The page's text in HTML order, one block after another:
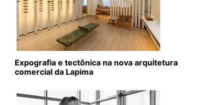
Expografia e tectônica na nova arquitetura
comercial da Lapima